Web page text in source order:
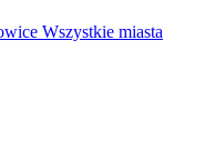
Wszystkie miasta